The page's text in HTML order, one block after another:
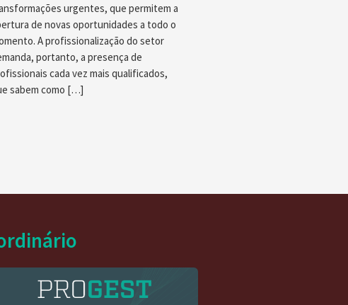
urgentes, que permitem a
de novas oportunidades a todo o
A profissionalização do setor
portanto, a presença de
cada vez mais qualificados,
sabem como […]